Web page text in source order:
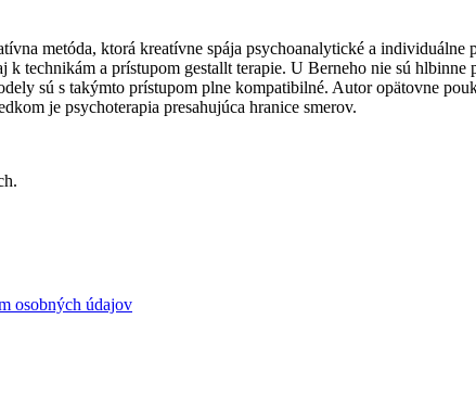
metóda, ktorá kreatívne spája psychoanalytické a
technikám a prístupom gestallt terapie. U Berneho nie sú
sú s takýmto prístupom plne kompatibilné. Autor opätovne
je psychoterapia presahujúca hranice smerov.
osobných údajov